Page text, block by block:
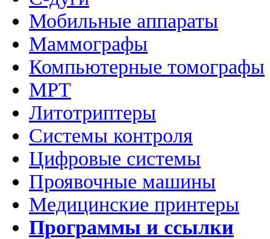
Мобильные аппараты
Маммографы
Компьютерные томографы
МРТ
Литотриптеры
Системы контроля
Цифровые системы
Проявочные машины
Медицинские принтеры
Программы и ссылки